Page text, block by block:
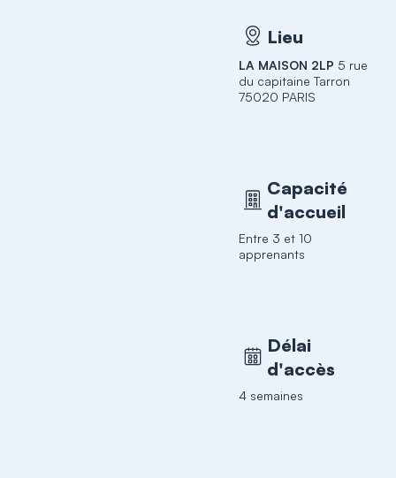
Lieu
LA MAISON 2LP 5 rue
du capitaine Tarron
75020 PARIS
Capacité
d'accueil
Entre 3 et 10
apprenants
Délai
d'accès
4 semaines